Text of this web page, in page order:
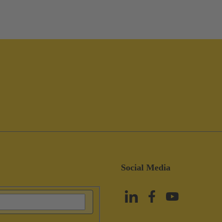
Social Media